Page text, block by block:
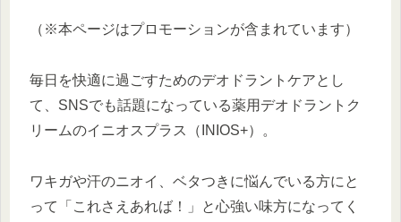
（※本ページはプロモーションが含まれています）
毎日を快適に過ごすためのデオドラントケアとし
て、SNSでも話題になっている薬用デオドラントク
リームのイニオスプラス（INIOS+）。
ワキガや汗のニオイ、ベタつきに悩んでいる方にと
って「これさえあれば！」と心強い味方になってく